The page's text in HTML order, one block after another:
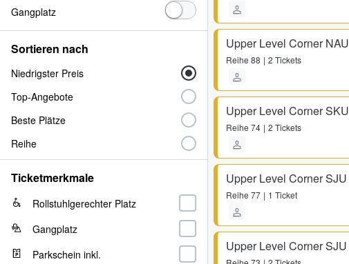
Upper Level Corner NAU
Reihe 88 2 Tickets
Upper Level Corner SKU
Reihe 74 2 Tickets
Upper Level Corner SJU
Reihe 77 1 Ticket
Upper Level Corner SJU
Gangplatz
Sortieren nach
Niedrigster Preis
Top-Angebote
Beste Plätze
Reihe
Ticketmerkmale
Rollstuhlgerechter Platz
Gangplatz
Parkschein inkl.